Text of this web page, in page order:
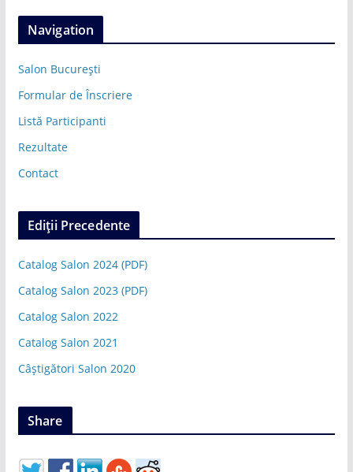
Navigation
Salon București
Formular de Înscriere
Listă Participanti
Rezultate
Contact
Ediții Precedente
Catalog Salon 2024 (PDF)
Catalog Salon 2023 (PDF)
Catalog Salon 2022
Catalog Salon 2021
Câștigători Salon 2020
Share